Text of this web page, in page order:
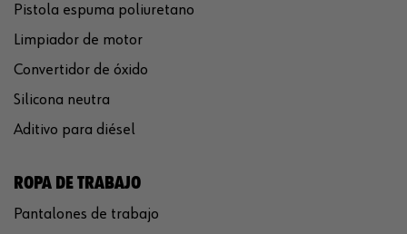
Pistola espuma poliuretano
Limpiador de motor
Convertidor de óxido
Silicona neutra
Aditivo para diésel
ROPA DE TRABAJO
Pantalones de trabajo